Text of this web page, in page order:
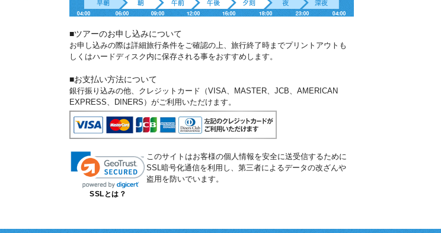
■ツアーのお申し込みについて
お申し込みの際は詳細旅行条件をご確認の上、旅行終了時までプリントアウトも
しくはハードディスク内に保存される事をおすすめします。
■お支払い方法について
銀行振り込みの他、クレジットカード（VISA、MASTER、JCB、AMERICAN
EXPRESS、DINERS）がご利用いただけます。
SSLとは？
このサイトはお客様の個人情報を安全に送受信するために
SSL暗号化通信を利用し、第三者によるデータの改ざんや
盗用を防いでいます。